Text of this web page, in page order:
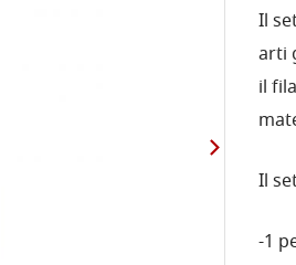
Il
arti
il
Il
-1